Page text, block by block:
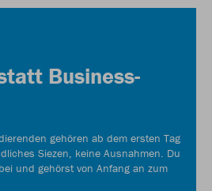
Business-
gehören ab dem ersten Tag
Siezen, keine Ausnahmen. Du
und gehörst von Anfang an zum